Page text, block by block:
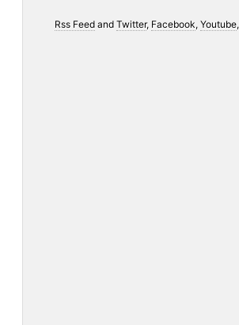
Rss Feedand Twitter, Facebook, Youtube,